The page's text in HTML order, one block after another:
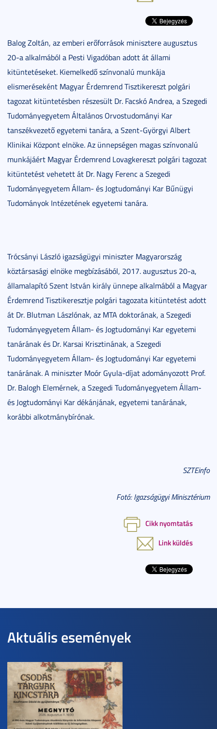
Balog Zoltán, az emberi erőforrások minisztere augusztus
20-a alkalmából a Pesti Vigadóban adott át állami
kitüntetéseket. Kiemelkedő színvonalú munkája
elismeréseként Magyar Érdemrend Tisztikereszt polgári
tagozat kitüntetésben részesült Dr. Facskó Andrea, a Szegedi
Tudományegyetem Általános Orvostudományi Kar
tanszékvezető egyetemi tanára, a Szent-Györgyi Albert
Klinikai Központ elnöke. Az ünnepségen magas színvonalú
munkájáért Magyar Érdemrend Lovagkereszt polgári tagozat
kitüntetést vehetett át Dr. Nagy Ferenc a Szegedi
Tudományegyetem Állam- és Jogtudományi Kar Bűnügyi
Tudományok Intézetének egyetemi tanára.
Trócsányi László igazságügyi miniszter Magyarország
köztársasági elnöke megbízásából, 2017. augusztus 20-a,
államalapító Szent István király ünnepe alkalmából a Magyar
Érdemrend Tisztikeresztje polgári tagozata kitüntetést adott
át Dr. Blutman Lászlónak, az MTA doktorának, a Szegedi
Tudományegyetem Állam- és Jogtudományi Kar egyetemi
tanárának és Dr. Karsai Krisztinának, a Szegedi
Tudományegyetem Állam- és Jogtudományi Kar egyetemi
tanárának. A miniszter Moór Gyula-díjat adományozott Prof.
Dr. Balogh Elemérnek, a Szegedi Tudományegyetem Állam-
és Jogtudományi Kar dékánjának, egyetemi tanárának,
korábbi alkotmánybírónak.
SZTEinfo
Fotó: Igazságügyi Minisztérium
Cikk nyomtatás
Link küldés
Aktuális események